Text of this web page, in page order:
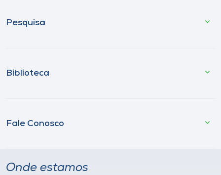
Pesquisa
Biblioteca
Fale Conosco
Onde estamos